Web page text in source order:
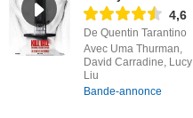
4,6
De Quentin Tarantino
Avec Uma Thurman,
David Carradine, Lucy
Liu
Bande-annonce